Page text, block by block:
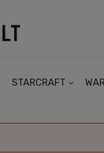
STARCRAFT